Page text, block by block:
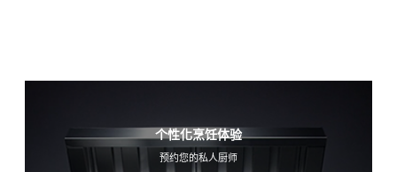
个性化烹饪体验
预约您的私人厨师